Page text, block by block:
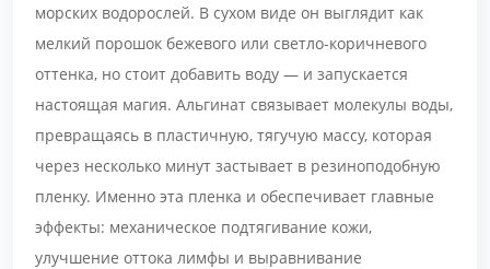
морских водорослей. В сухом виде он выглядит как
мелкий порошок бежевого или светло-коричневого
оттенка, но стоит добавить воду — и запускается
настоящая магия. Альгинат связывает молекулы воды,
превращаясь в пластичную, тягучую массу, которая
через несколько минут застывает в резиноподобную
пленку. Именно эта пленка и обеспечивает главные
эффекты: механическое подтягивание кожи,
улучшение оттока лимфы и выравнивание